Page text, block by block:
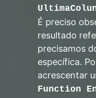
É preciso
resultado
precisamos
específica.
acrescentar
Function